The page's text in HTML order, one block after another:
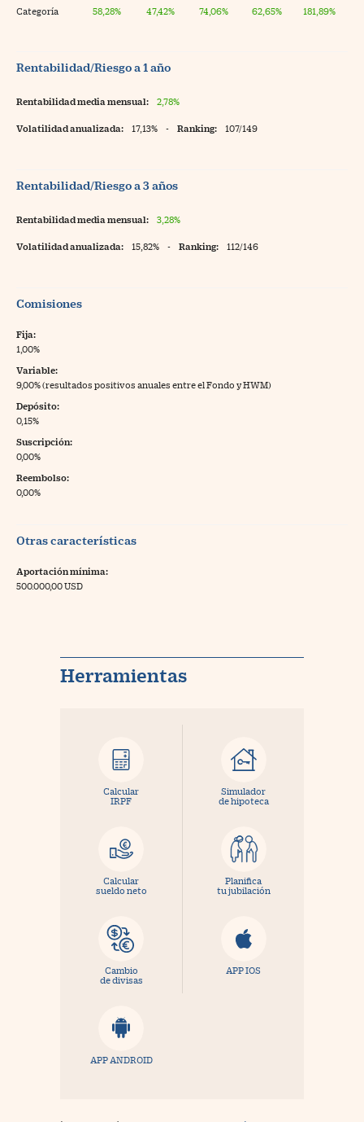
Categoría 58,28% 47,42% 74,06% 62,65% 181,89%
Rentabilidad/Riesgo a 1 año
Rentabilidad media mensual: 2,78%
Volatilidad anualizada: 17,13% - Ranking: 107/149
Rentabilidad/Riesgo a 3 años
Rentabilidad media mensual: 3,28%
Volatilidad anualizada: 15,82% - Ranking: 112/146
Comisiones
Fija:
1,00%
Variable:
9,00% (resultados positivos anuales entre el Fondo y HWM)
Depósito:
0,15%
Suscripción:
0,00%
Reembolso:
0,00%
Otras características
Aportación mínima:
500.000,00 USD
Herramientas
Calcular
IRPF
Simulador
de hipoteca
Calcular
sueldo neto
Planifica
tu jubilación
Cambio
de divisas
APP IOS
APP ANDROID